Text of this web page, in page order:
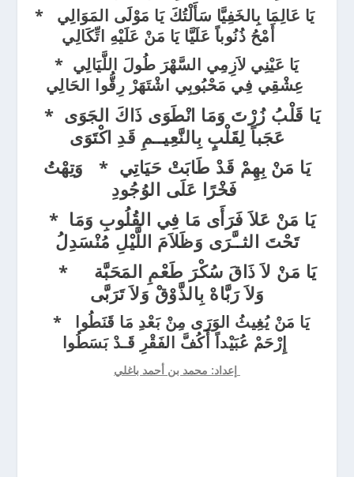
يَا عَالِمَا بِالخَفِيَّا سَأَلْتُكَ يَا مَوْلَى المَوَالِي *
أَمْحُ ذُنُوباً عَلَيَّا يَا مَنْ عَلَيْهِ اتِّكَالِي
يَا عَيْنِي لاَزِمِي السَّهْرَ طُولَ اللَّيَالِي *
عِشْقِي فِي مَحْبُوبِي اشْتَهَرْ رِقُّوا الحَالِي
يَا قَلْبُ زُرْتَ وَمَا انْطَوَى ذَاكَ الجَوَى *
عَجَباً لِقَلْبٍ بِالنَّعِيــمِ قَدِ اكْتَوَى
يَا مَنْ بِهِمْ قَدْ طَابَتْ حَيَاتِي * وَتِهْتُ
يَا مَنْ عَلاَ فَرَأَى مَا فِي القُلُوبِ وَمَا *
تَحْتَ الثــَّرَى وَظَلاَمَ اللَّيْلِ مُنْسَدِلُ
يَا مَنْ لاَ ذَاقَ سُكْرَ طَعْمِ المَحَبَّة *
وَلاَ رَبَّاهْ بِالذَّوْقْ وَلاَ تَرَبَّى
يَا مَنْ يُغِيثُ الوَرَى مِنْ بَعْدِ مَا قَنَطُوا *
إِرْحَمْ عُبَيْداً أَكُفَّ الفَقْرِ قَـدْ بَسَطُوا